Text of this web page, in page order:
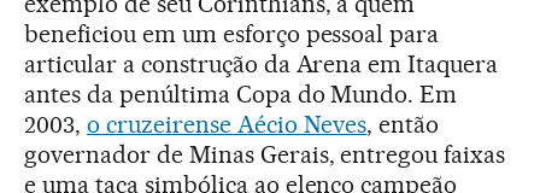
beneficiou em um esforço pessoal para
articular a construção da Arena em Itaquera
antes da penúltima Copa do Mundo. Em
2003, o cruzeirense Aécio Neves, então
governador de Minas Gerais, entregou faixas
e uma taça simbólica ao elenco campeão